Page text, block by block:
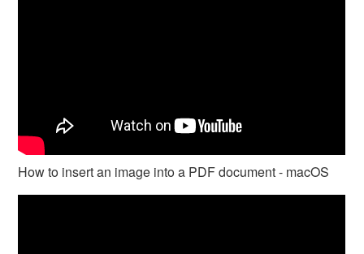
How to insert an image into a PDF document - macOS